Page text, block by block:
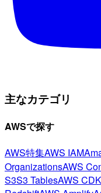
主なカテゴリ
AWSで探す
AWS特集AWS IAM
OrganizationsAWS
S3S3 TablesAWS CDK